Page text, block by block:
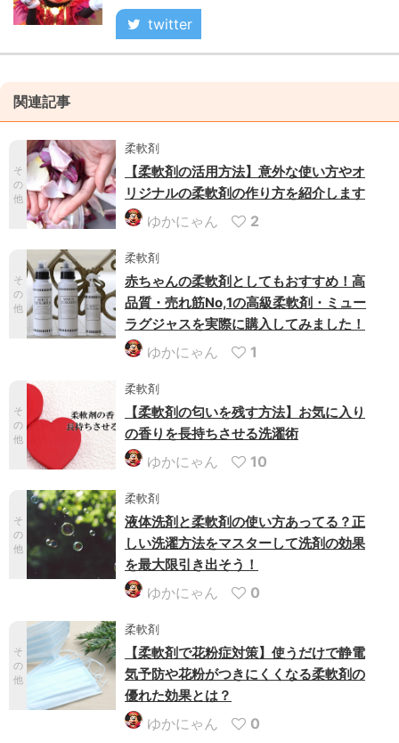
twitter
関連記事
そ
の
他
柔軟剤
【柔軟剤の活用方法】意外な使い方やオ
リジナルの柔軟剤の作り方を紹介します
ゆかにゃん 2
そ
の
他
柔軟剤
赤ちゃんの柔軟剤としてもおすすめ！高
品質・売れ筋No,1の高級柔軟剤・ミュー
ラグジャスを実際に購入してみました！
ゆかにゃん 1
そ
の
他
柔軟剤
【柔軟剤の匂いを残す方法】お気に入り
の香りを長持ちさせる洗濯術
ゆかにゃん 10
そ
の
他
柔軟剤
液体洗剤と柔軟剤の使い方あってる？正
しい洗濯方法をマスターして洗剤の効果
を最大限引き出そう！
ゆかにゃん 0
そ
の
他
柔軟剤
【柔軟剤で花粉症対策】使うだけで静電
気予防や花粉がつきにくくなる柔軟剤の
優れた効果とは？
ゆかにゃん 0